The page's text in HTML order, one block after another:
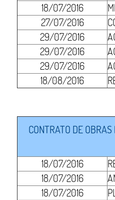
18/07/2016
27/07/2016
29/07/2016
29/07/2016
29/07/2016
18/08/2016
CONTRATO DE
18/07/2016
18/07/2016
18/07/2016